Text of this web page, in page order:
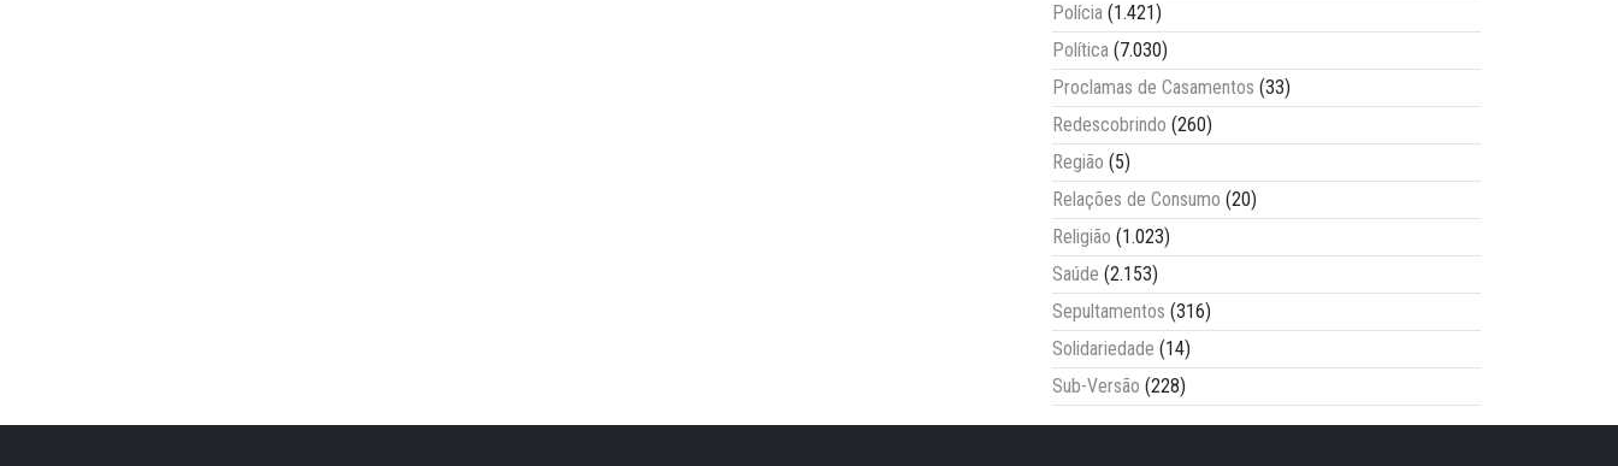
Polícia (1.421)
Política (7.030)
Proclamas de Casamentos (33)
Redescobrindo (260)
Região (5)
Relações de Consumo (20)
Religião (1.023)
Saúde (2.153)
Sepultamentos (316)
Solidariedade (14)
Sub-Versão (228)